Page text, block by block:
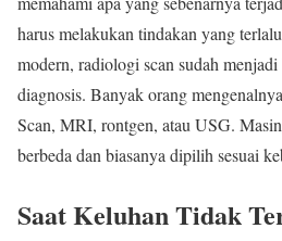
harus melakukan tindakan yang
modern, radiologi scan sudah
diagnosis. Banyak orang
Scan, MRI, rontgen, atau USG.
berbeda dan biasanya dipilih sesuai
Saat Keluhan Tidak